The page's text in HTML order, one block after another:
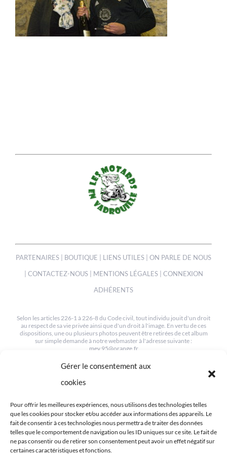
Gérer le consentement aux
cookies
Pour offrir les meilleures expériences, nous utilisons des technologies telles
que les cookies pour stocker et/ou accéder aux informations des appareils. Le
fait de consentir à ces technologies nous permettra de traiter des données
telles que le comportement de navigation ou les ID uniques sur ce site. Le fait de
ne pas consentir ou de retirer son consentement peut avoir un effet négatif sur
certaines caractéristiques et fonctions.
PARTENAIRES BOUTIQUE LIENS UTILES
ON PARLE DE NOUS
CONTACTEZ-NOUS| MENTIONS LÉGALES| CONNEXION
ADHÉRENTS
Selon les articles 226-1 à 226-8 du Code civil, tout individu jouit d'un droit
au respect de sa vie privée ainsi que d'un droit à l'image. En vertu de ces
dispositions, une ou plusieurs photos peuvent être retirées de cet album
sur simple demande à notre webmaster à l'adresse suivante :
mev.95@orange.fr
© COPYRIGHT 2012-2022 | TOUS LES DROITS SONT RESERVÉS
| CRÉÉ PAR MEV95
RETROUVEZ-NOUS SUR LES RÉSEAUX